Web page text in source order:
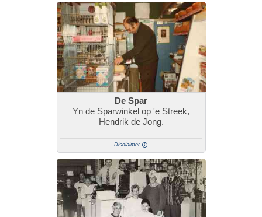
De Spar
Yn de Sparwinkel op 'e Streek,
Hendrik de Jong.
Disclaimer